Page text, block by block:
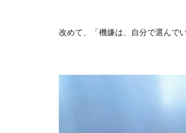
改めて、「機嫌は、自分で選んで